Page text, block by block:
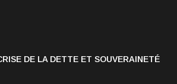
DE LA DETTE ET SOUVERAINETÉ